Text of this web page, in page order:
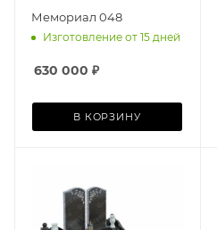
Мемориал 048
Изготовление от 15 дней
630 000 ₽
В КОРЗИНУ